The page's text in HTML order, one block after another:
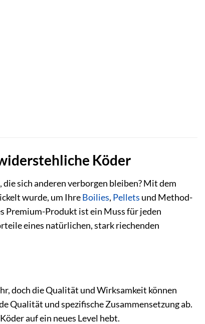
Köder
sich anderen verborgen bleiben? Mit dem
wurde, um IhreBoilies, Pellets und Method-
Premium-Produkt ist ein Muss für jeden
eines natürlichen, stark riechenden
doch die Qualität und Wirksamkeit können
Qualität und spezifische Zusammensetzung ab.
auf ein neues Level hebt.